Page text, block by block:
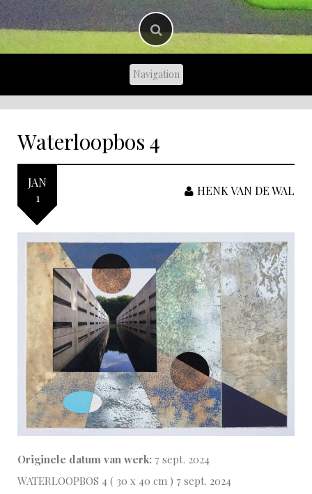
Waterloopbos 4
JAN
1
HENK VAN DE WAL
Originele datum van werk: 7 sept. 2024
WATERLOOPBOS 4 ( 30 x 40 cm ) 7 sept. 2024